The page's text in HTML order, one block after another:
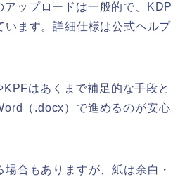
ップロードは一般的で、KDP
います。詳細仕様は公式ヘルプ
はあくまで補足的な手段と
（.docx）で進めるのが安心
合もありますが、紙は余白・